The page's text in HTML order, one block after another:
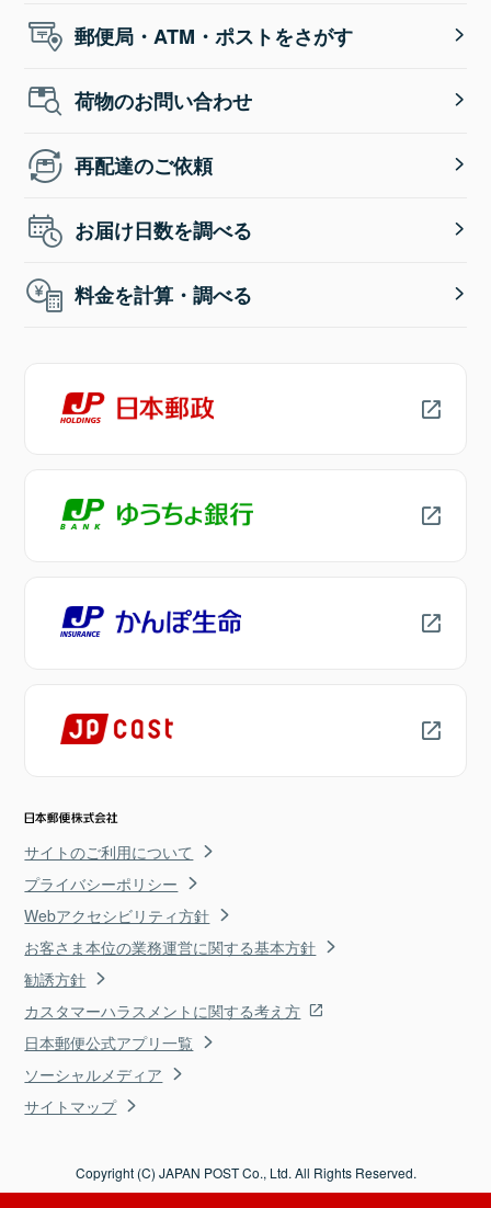
郵便局・ATM・ポストをさがす
荷物のお問い合わせ
再配達のご依頼
お届け日数を調べる
料金を計算・調べる
サイトのご利用について
プライバシーポリシー
Webアクセシビリティ方針
お客さま本位の業務運営に関する基本方針
勧誘方針
カスタマーハラスメントに関する考え方
日本郵便公式アプリ一覧
ソーシャルメディア
サイトマップ
Copyright (C) JAPAN POST Co., Ltd. All Rights Reserved.